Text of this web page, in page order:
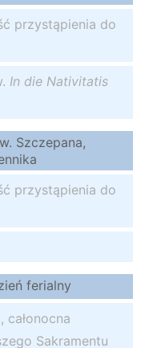
przystąpienia do
In die Nativitatis
Szczepana,
przystąpienia do
ferialny
całonocna
Sakramentu